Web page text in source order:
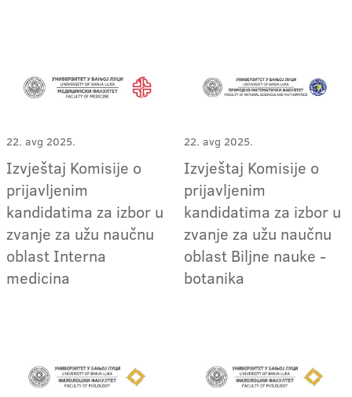
22. avg 2025.
Izvještaj Komisije o
prijavljenim
kandidatima za izbor u
zvanje za užu naučnu
oblast Interna
medicina
22. avg 2025.
Izvještaj Komisije o
prijavljenim
kandidatima za izbor u
zvanje za užu naučnu
oblast Biljne nauke -
botanika